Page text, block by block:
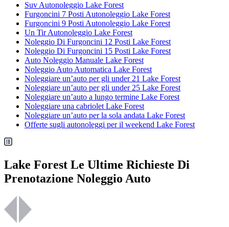
Suv Autonoleggio Lake Forest
Furgoncini 7 Posti Autonoleggio Lake Forest
Furgoncini 9 Posti Autonoleggio Lake Forest
Un Tir Autonoleggio Lake Forest
Noleggio Di Furgoncini 12 Posti Lake Forest
Noleggio Di Furgoncini 15 Posti Lake Forest
Auto Noleggio Manuale Lake Forest
Noleggio Auto Automatica Lake Forest
Noleggiare un’auto per gli under 21 Lake Forest
Noleggiare un’auto per gli under 25 Lake Forest
Noleggiare un’auto a lungo termine Lake Forest
Noleggiare una cabriolet Lake Forest
Noleggiare un’auto per la sola andata Lake Forest
Offerte sugli autonoleggi per il weekend Lake Forest
Lake Forest Le Ultime Richieste Di
Prenotazione Noleggio Auto